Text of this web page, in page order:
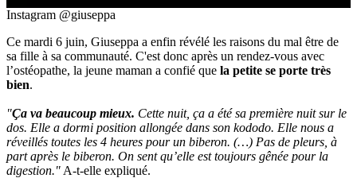
Instagram @giuseppa
Ce mardi 6 juin, Giuseppa a enfin révélé les raisons du mal être de
sa fille à sa communauté. C'est donc après un rendez-vous avec
l’ostéopathe, la jeune maman a confié que la petite se porte très
bien.
"Ça va beaucoup mieux. Cette nuit, ça a été sa première nuit sur le
dos. Elle a dormi position allongée dans son kododo. Elle nous a
réveillés toutes les 4 heures pour un biberon. (…) Pas de pleurs, à
part après le biberon. On sent qu’elle est toujours gênée pour la
digestion." A-t-elle expliqué.